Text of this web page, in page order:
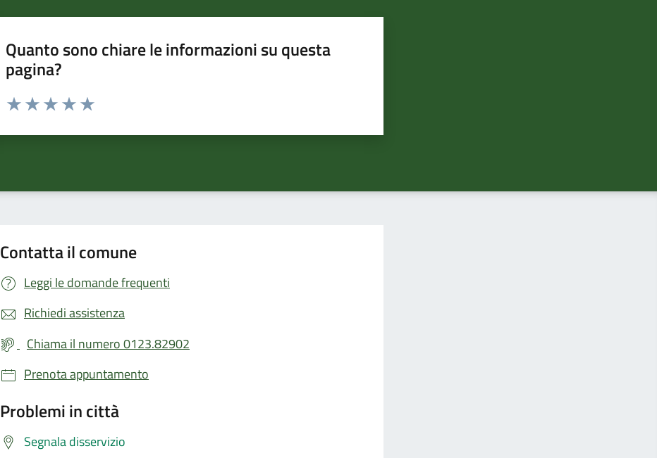
Quanto sono chiare le informazioni su questa
pagina?
Valuta da 1 a 5 stelle la pagina
Contatta il comune
Leggi le domande frequenti
Richiedi assistenza
Chiama il numero 0123.82902
Prenota appuntamento
Problemi in città
Segnala disservizio